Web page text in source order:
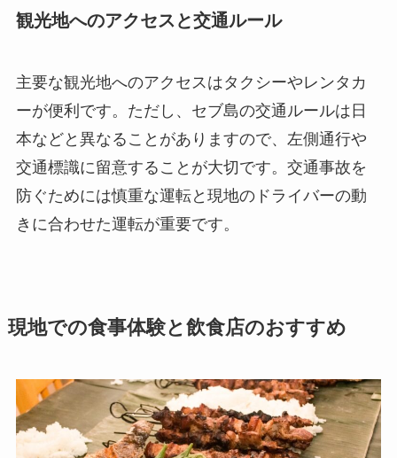
観光地へのアクセスと交通ルール
主要な観光地へのアクセスはタクシーやレンタカ
ーが便利です。ただし、セブ島の交通ルールは日
本などと異なることがありますので、左側通行や
交通標識に留意することが大切です。交通事故を
防ぐためには慎重な運転と現地のドライバーの動
きに合わせた運転が重要です。
現地での食事体験と飲食店のおすすめ